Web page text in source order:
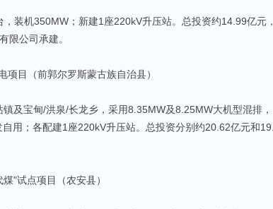
装机350MW；新建1座220kV升压站。总投资约14.99亿元，
限公司承建。
目（前郭尔罗斯蒙古族自治县）
及宝甸/洪泉/长龙乡，采用8.35MW及8.25MW大机型混排，
用；各配建1座220kV升压站。总投资分别约20.62亿元和19.
"试点项目（农安县）